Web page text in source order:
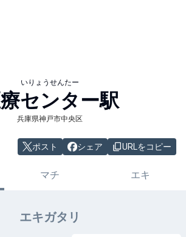
いりょうせんたー
センター駅
兵庫県神戸市中央区
ポスト シェア URLをコピー
マチ エキ
エキガタリ